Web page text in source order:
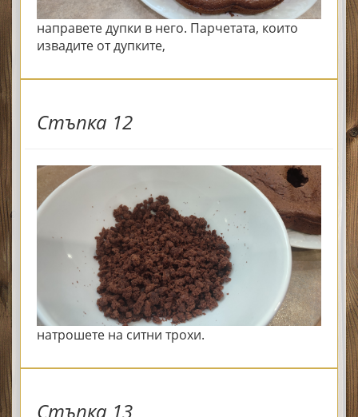
направете дупки в него. Парчетата, които
извадите от дупките,
Стъпка 12
натрошете на ситни трохи.
Стъпка 13